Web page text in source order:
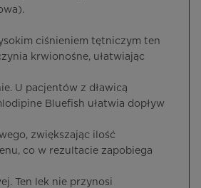
ciśnieniem tętniczym ten
krwionośne, ułatwiając
U pacjentów z dławicą
Bluefish ułatwia dopływ
zwiększając ilość
co w rezultacie zapobiega
Ten lek nie przynosi